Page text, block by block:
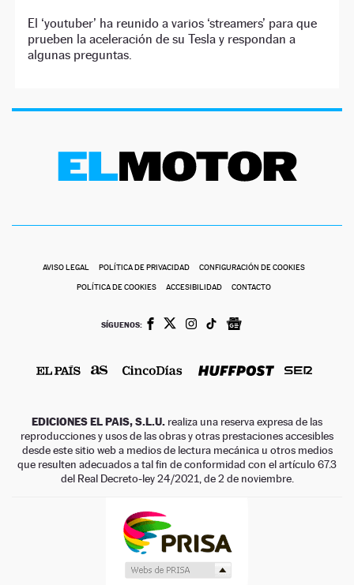
El ‘youtuber’ ha reunido a varios ‘streamers’ para que
prueben la aceleración de su Tesla y respondan a
algunas preguntas.
AVISO LEGAL POLÍTICA DE PRIVACIDAD CONFIGURACIÓN DE COOKIES
POLÍTICA DE COOKIES ACCESIBILIDAD CONTACTO
SÍGUENOS:
EDICIONES EL PAIS, S.L.U. realiza una reserva expresa de las
reproducciones y usos de las obras y otras prestaciones accesibles
desde este sitio web a medios de lectura mecánica u otros medios
que resulten adecuados a tal fin de conformidad con el artículo 67.3
del Real Decreto-ley 24/2021, de 2 de noviembre.